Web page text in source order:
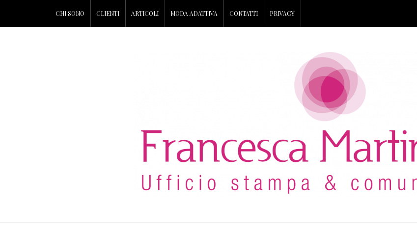
CHI SONO CLIENTI ARTICOLI MODA ADATTIVA CONTATTI PRIVACY